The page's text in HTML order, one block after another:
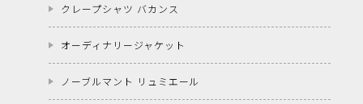
クレープシャツ バカンス
オーディナリージャケット
ノーブルマント リュミエール